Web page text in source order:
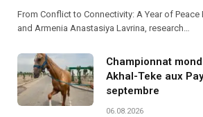
From Conflict to Connectivity: A Year of Peace
and Armenia Anastasiya Lavrina, research…
Championnat
Akhal-Teke aux
septembre
06.08.2026